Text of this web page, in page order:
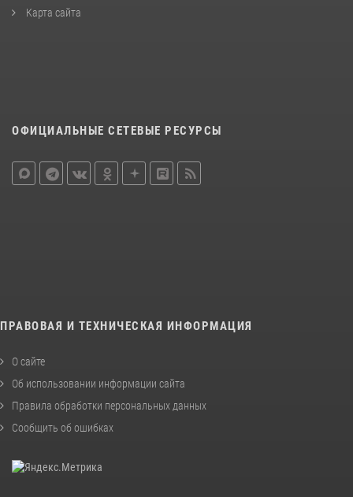
Карта сайта
ОФИЦИАЛЬНЫЕ СЕТЕВЫЕ РЕСУРСЫ
ПРАВОВАЯ И ТЕХНИЧЕСКАЯ ИНФОРМАЦИЯ
О сайте
Об использовании информации сайта
Правила обработки персональных данных
Сообщить об ошибках